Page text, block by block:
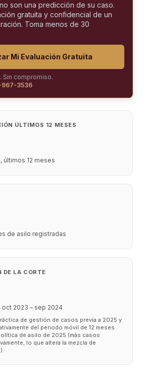
son una predicción de su caso.
gratuita y confidencial de un
Toma menos de 30
Mi Evaluación Gratuita
Sin compromiso.
967-3536
ÚLTIMOS 12 MESES
últimos 12 meses
de asilo registradas
DE LA CORTE
2023 – sep 2024
de gestión de casos previa a 2025 y
del periodo móvil de 12 meses
de asilo de 2025 (más casos
lo que altera la mezcla de